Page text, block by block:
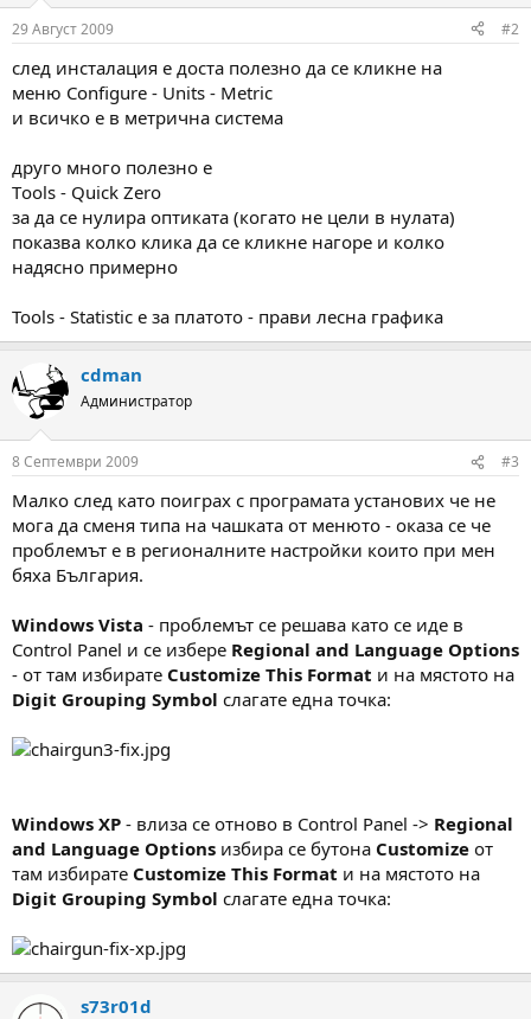
s
29 Август 2009 #2
след инсталация е доста полезно да се кликне на
меню Configure - Units - Metric
и всичко е в метрична система
друго много полезно е
Тools - Quick Zero
за да се нулира оптиката (когато не цели в нулата)
показва колко клика да се кликне нагоре и колко
надясно примерно
Tools - Statistic е за платото - прави лесна графика
cdman
Администратор
8 Септември 2009 #3
Малко след като поиграх с програмата установих че не
мога да сменя типа на чашката от менюто - оказа се че
проблемът е в регионалните настройки които при мен
бяха България.
Windows Vista - проблемът се решава като се иде в
Control Panel и се избере Regional and Language Options
- от там избирате Customize This Format и на мястото на
Digit Grouping Symbol слагате една точка:
Windows XP - влиза се отново в Control Panel -> Regional
and Language Options избира се бутона Customize от
там избирате Customize This Format и на мястото на
Digit Grouping Symbol слагате една точка:
s73r01d